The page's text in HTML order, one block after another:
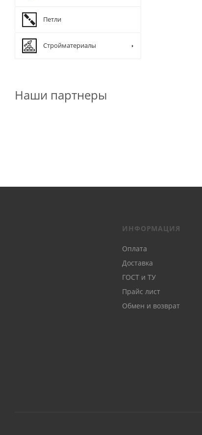
Петли
Стройматериалы
Наши партнеры
ИНФОРМАЦИЯ
Оплата
Доставка
ГОСТ и ТУ
Прайс лист
Обмен и возврат